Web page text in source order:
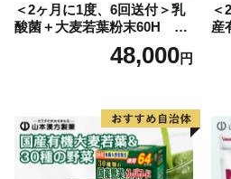
＜2ヶ月に1度、6回送付＞乳
酸菌＋大麦若葉粉末60H 山
48,000円
＜
産